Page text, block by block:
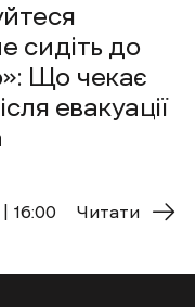
сидіть до
Що чекає
евакуації
16:00 Читати